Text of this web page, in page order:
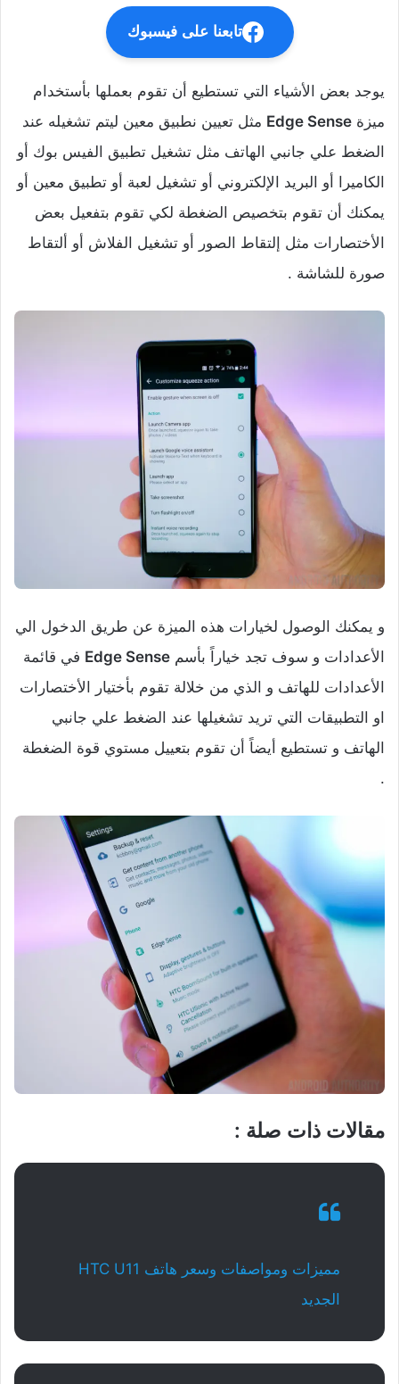
تابعنا على فيسبوك
يوجد بعض الأشياء التي تستطيع أن تقوم بعملها بأستخدام
ميزة Edge Sense مثل تعيين نطبيق معين ليتم تشغيله عند
الضغط علي جانبي الهاتف مثل تشغيل تطبيق الفيس بوك أو
الكاميرا أو البريد الإلكتروني أو تشغيل لعبة أو تطبيق معين أو
يمكنك أن تقوم بتخصيص الضغطة لكي تقوم بتفعيل بعض
الأختصارات مثل إلتقاط الصور أو تشغيل الفلاش أو ألتقاط
صورة للشاشة .
و يمكنك الوصول لخيارات هذه الميزة عن طريق الدخول الي
الأعدادات و سوف تجد خياراً بأسم Edge Sense في قائمة
الأعدادات للهاتف و الذي من خلالة تقوم بأختيار الأختصارات
او التطبيقات التي تريد تشغيلها عند الضغط علي جانبي
الهاتف و تستطيع أيضاً أن تقوم بتعييل مستوي قوة الضغطة
.
مقالات ذات صلة :
مميزات ومواصفات وسعر هاتف HTC U11
الجديد